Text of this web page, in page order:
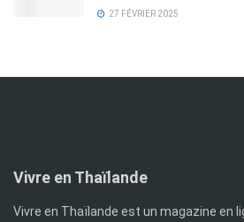
27 FÉVRIER 2025
Vivre en Thaïlande
Vivre en Thaïlande est un magazine en